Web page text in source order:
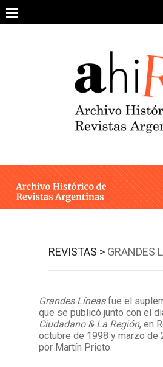
ARCHIVO DE REVISTAS
ESTUDIOS CRÍTICOS
INTEGRANTES
Facebook
Instagram
Twitter
Mail
REVISTAS > GRANDES
Grandes Líneasfue el
que se publicó junto con el
Ciudadano & La Región, en
octubre de 1998 y marzo de
por Martín Prieto.